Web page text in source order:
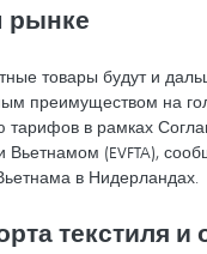
рынке
товары будут и
преимуществом на
тарифов в рамках
(EVFTA),
в Нидерландах.
текстиля